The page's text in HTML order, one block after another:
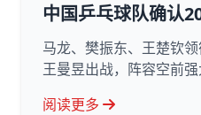
中国乒乓球队确认
马龙、樊振东、王楚钦领
王曼昱出战，阵容空前强
阅读更多